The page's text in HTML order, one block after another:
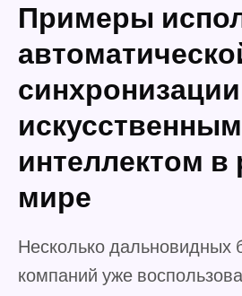
Примеры
синхронизации
искусственным
интеллектом в
мире
Несколько дальновидных
компаний уже